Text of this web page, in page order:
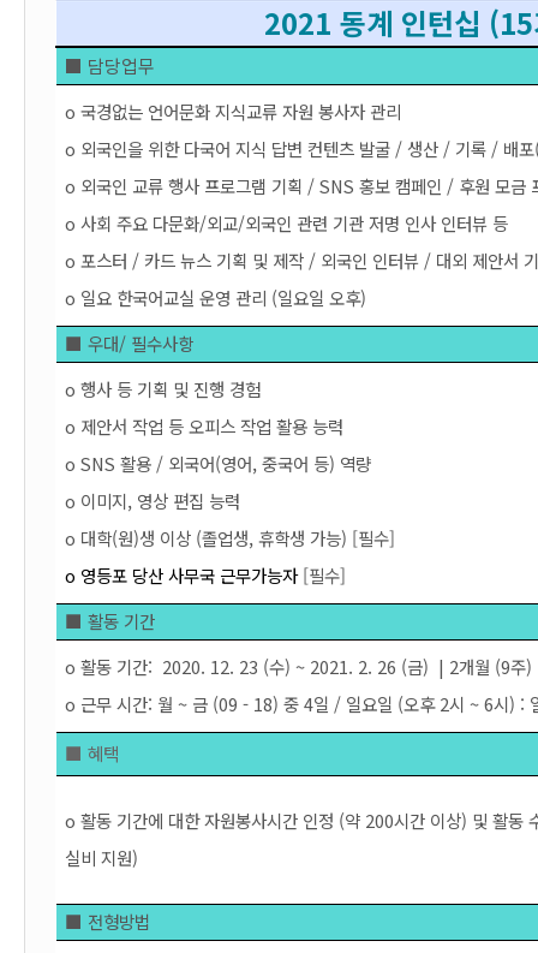
2021 동계 인턴십
■ 담당업무
o 국경없는 언어문화 지식교류 자원 봉사자 관리
o 외국인을 위한 다국어 지식 답변 컨텐츠 발굴 / 생산 / 기록 / 배
o 외국인 교류 행사 프로그램 기획 / SNS 홍보캠페인 / 후원 모금
o 사회 주요 다문화/외교/외국인 관련 기관 저명 인사 인터뷰 등
o 포스터 / 카드 뉴스 기획 및 제작 / 외국인 인터뷰 / 대외 제안서
o 일요 한국어교실 운영 관리 (일요일 오후)
■ 우대/ 필수사항
o 행사 등 기획 및 진행 경험
o 제안서 작업 등 오피스 작업 활용 능력
o SNS 활용 / 외국어(영어, 중국어 등) 역량
o 이미지, 영상 편집 능력
o 대학(원)생 이상 (졸업생, 휴학생 가능) [필수]
o 영등포 당산 사무국 근무가능자 [필수]
■ 활동 기간
o 활동 기간:  2020. 12. 23 (수) ~ 2021. 2. 26 (금)  | 2개월 (9주)
o 근무 시간: 월 ~ 금 (09 - 18) 중 4일 / 일요일 (오후 2시 ~ 6시) :
■ 혜택
o 활동 기간에 대한 자원봉사시간 인정 (약 200시간 이상) 및 활동
실비 지원)
■ 전형방법